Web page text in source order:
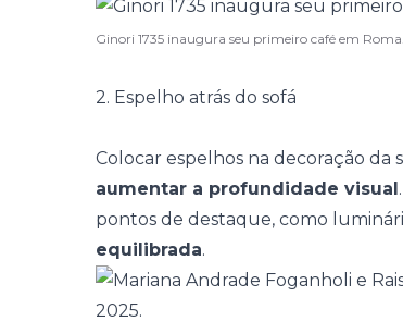
Ginori 1735 inaugura seu primeiro café em
2. Espelho atrás do sofá
Colocar espelhos na decoração da
aumentar a profundidade visual
pontos de destaque, como
equilibrada.